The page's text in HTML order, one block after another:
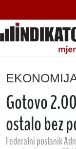
Gotovo
ostalo bez
Federalni poslanik